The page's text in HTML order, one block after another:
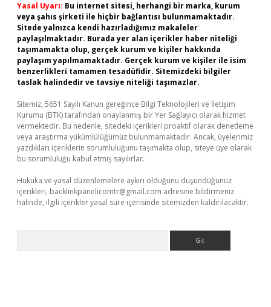
Yasal Uyarı: Bu internet sitesi, herhangi bir marka, kurum
veya şahıs şirketi ile hiçbir bağlantısı bulunmamaktadır.
Sitede yalnızca kendi hazırladığımız makaleler
paylaşılmaktadır. Burada yer alan içerikler haber niteliği
taşımamakta olup, gerçek kurum ve kişiler hakkında
paylaşım yapılmamaktadır. Gerçek kurum ve kişiler ile isim
benzerlikleri tamamen tesadüfidir. Sitemizdeki bilgiler
taslak halindedir ve tavsiye niteliği taşımazlar.
Sitemiz, 5651 Sayılı Kanun gereğince Bilgi Teknolojileri ve İletişim
Kurumu (BTK) tarafından onaylanmış bir Yer Sağlayıcı olarak hizmet
vermektedir. Bu nedenle, sitedeki içerikleri proaktif olarak denetleme
veya araştırma yükümlülüğümüz bulunmamaktadır. Ancak, üyelerimiz
yazdıkları içeriklerin sorumluluğunu taşımakta olup, siteye üye olarak
bu sorumluluğu kabul etmiş sayılırlar.
Hukuka ve yasal düzenlemelere aykırı olduğunu düşündüğünüz
içerikleri, backlinkpanelicomtr@gmail.com adresine bildirmeniz
halinde, ilgili içerikler yasal süre içerisinde sitemizden kaldırılacaktır.